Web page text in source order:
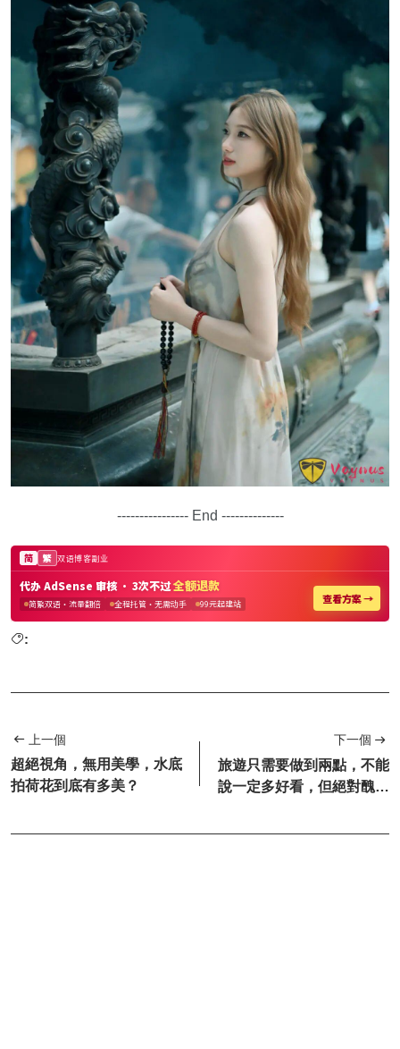
---------------- End --------------
:
上一個
超絕視角，無用美學，水底
拍荷花到底有多美？
下一個
旅遊只需要做到兩點，不能
說一定多好看，但絕對醜不